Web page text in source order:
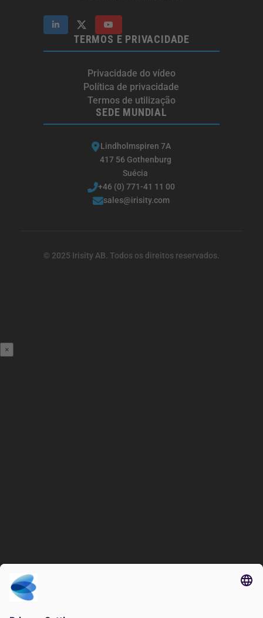
TERMOS E PRIVACIDADE
Privacidade do vídeo
Política de privacidade
Termos de utilização
SEDE MUNDIAL
Lindholmspiren 7A
417 56 Gothenburg
Suécia
+46 (0) 771-41 11 00
sales@irisity.com
© 2025 Irisity AB. Todos os direitos reservados.
×